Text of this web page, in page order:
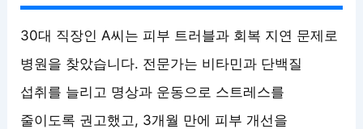
30대 직장인 A씨는 피부 트러블과 회복 지연 문제로
병원을 찾았습니다. 전문가는 비타민과 단백질
섭취를 늘리고 명상과 운동으로 스트레스를
줄이도록 권고했고, 3개월 만에 피부 개선을